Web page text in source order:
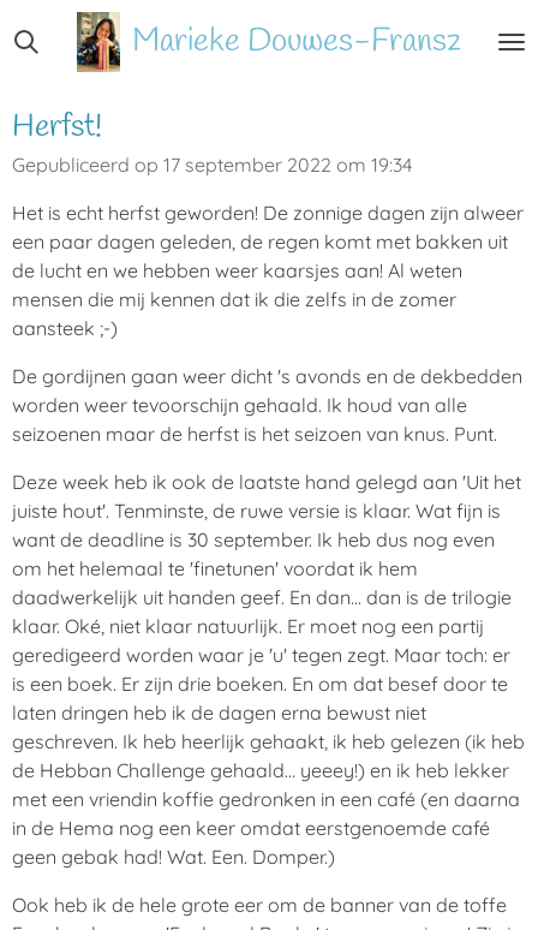
direct
de
hoofdinhoud
Marieke Douwes-Fransz
Herfst!
Gepubliceerd op 17 september 2022 om 19:34
Het is echt herfst geworden! De zonnige dagen zijn alweer
een paar dagen geleden, de regen komt met bakken uit
de lucht en we hebben weer kaarsjes aan! Al weten
mensen die mij kennen dat ik die zelfs in de zomer
aansteek ;-)
De gordijnen gaan weer dicht 's avonds en de dekbedden
worden weer tevoorschijn gehaald. Ik houd van alle
seizoenen maar de herfst is het seizoen van knus. Punt.
Deze week heb ik ook de laatste hand gelegd aan 'Uit het
juiste hout'. Tenminste, de ruwe versie is klaar. Wat fijn is
want de deadline is 30 september. Ik heb dus nog even
om het helemaal te 'finetunen' voordat ik hem
daadwerkelijk uit handen geef. En dan... dan is de trilogie
klaar. Oké, niet klaar natuurlijk. Er moet nog een partij
geredigeerd worden waar je 'u' tegen zegt. Maar toch: er
is een boek. Er zijn drie boeken. En om dat besef door te
laten dringen heb ik de dagen erna bewust niet
geschreven. Ik heb heerlijk gehaakt, ik heb gelezen (ik heb
de Hebban Challenge gehaald... yeeey!) en ik heb lekker
met een vriendin koffie gedronken in een café (en daarna
in de Hema nog een keer omdat eerstgenoemde café
geen gebak had! Wat. Een. Domper.)
Ook heb ik de hele grote eer om de banner van de toffe